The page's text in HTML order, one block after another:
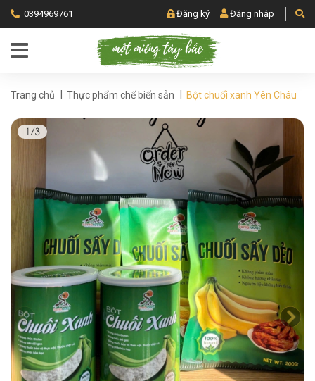
0394969761 Đăng ký Đăng nhập
Trang chủ Thực phẩm chế biến sẵn Bột chuối xanh Yên Châu
1/3